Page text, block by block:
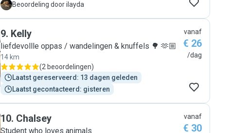
booking, we had a meet & greet at her apartment so that
Lokum’s habits and needs, which I found very reassuring.
On the booking day, I dropped Lokum off early in the
morning and picked her up in the evening to a relaxed and
happy dog. Kubranur followed my instructions about
feeding times and walks, and kept Lokum busy with
playtime, cuddles and even a little nap together. She also
sent me lovely photo updates during the day, which really
again and highly recommend her as a petsitter!"
I Beoordeling door ilayda
9. Kelly
liefdevollle oppas / wandelingen & knuffels 🌳 🫶🏼
14 km
(2 beoordelingen)
Laatst gereserveerd: 13 dagen geleden
Laatst gecontacteerd: gisteren
vanaf
€ 26
/dag
10. Chalsey
Student who loves animals
vanaf
€ 30